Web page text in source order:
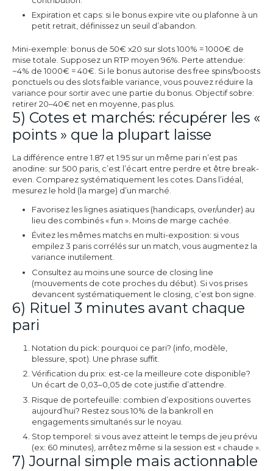
Expiration et caps: si le bonus expire vite ou plafonne à un
petit retrait, définissez un seuil d’abandon.
Mini-exemple: bonus de 50€ x20 sur slots 100% = 1000€ de
mise totale. Supposez un RTP moyen 96%. Perte attendue:
~4% de 1000€ = 40€. Si le bonus autorise des free spins/boosts
ponctuels ou des slots faible variance, vous pouvez réduire la
variance pour sortir avec une partie du bonus. Objectif sobre:
retirer 20–40€ net en moyenne, pas plus.
5) Cotes et marchés: récupérer les «
points » que la plupart laisse
La différence entre 1.87 et 1.95 sur un même pari n’est pas
anodine: sur 500 paris, c’est l’écart entre perdre et être break-
even. Comparez systématiquement les cotes. Dans l’idéal,
mesurez le hold (la marge) d’un marché.
Favorisez les lignes asiatiques (handicaps, over/under) au
lieu des combinés « fun ». Moins de marge cachée.
Évitez les mêmes matchs en multi-exposition: si vous
empilez 3 paris corrélés sur un match, vous augmentez la
variance inutilement.
Consultez au moins une source de closing line
(mouvements de cote proches du début). Si vos prises
devancent systématiquement le closing, c’est bon signe.
6) Rituel 3 minutes avant chaque
pari
Notation du pick: pourquoi ce pari? (info, modèle,
blessure, spot). Une phrase suffit.
Vérification du prix: est-ce la meilleure cote disponible?
Un écart de 0,03–0,05 de cote justifie d’attendre.
Risque de portefeuille: combien d’expositions ouvertes
aujourd’hui? Restez sous 10% de la bankroll en
engagements simultanés sur le noyau.
Stop temporel: si vous avez atteint le temps de jeu prévu
(ex: 60 minutes), arrêtez même si la session est « chaude ».
7) Journal simple mais actionnable